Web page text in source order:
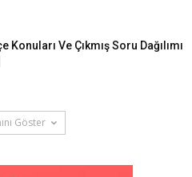
Konuları Ve Çıkmış Soru Dağılımı
Göster